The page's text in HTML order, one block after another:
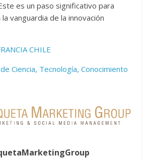
es un paso significativo para
vanguardia de la innovación
CHILE
Ciencia, Tecnología, Conocimiento